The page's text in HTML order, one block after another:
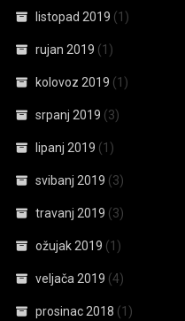
listopad 2019 (1)
rujan 2019 (1)
kolovoz 2019 (1)
srpanj 2019 (3)
lipanj 2019 (1)
svibanj 2019 (3)
travanj 2019 (3)
ožujak 2019 (1)
veljača 2019 (4)
prosinac 2018 (1)